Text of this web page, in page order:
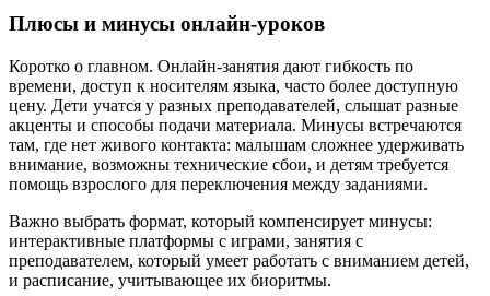
Плюсы и минусы онлайн‑уроков
Коротко о главном. Онлайн‑занятия дают гибкость по
времени, доступ к носителям языка, часто более доступную
цену. Дети учатся у разных преподавателей, слышат разные
акценты и способы подачи материала. Минусы встречаются
там, где нет живого контакта: малышам сложнее удерживать
внимание, возможны технические сбои, и детям требуется
помощь взрослого для переключения между заданиями.
Важно выбрать формат, который компенсирует минусы:
интерактивные платформы с играми, занятия с
преподавателем, который умеет работать с вниманием детей,
и расписание, учитывающее их биоритмы.